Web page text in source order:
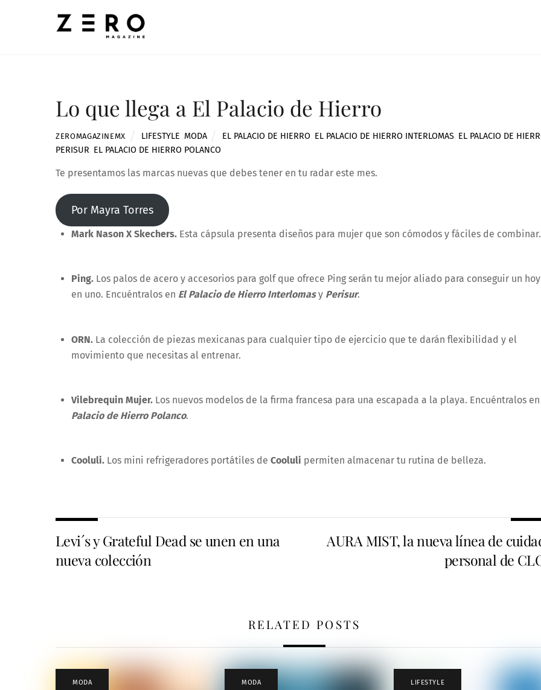
Lo que llega a El Palacio de Hierro
ZEROMAGAZINEMX LIFESTYLE MODA EL PALACIO DE HIERRO, EL PALACIO DE HIERRO INTERLOMAS, EL PALACIO DE
PERISUR EL PALACIO DE HIERRO POLANCO
Te presentamos las marcas nuevas que debes tener en tu radar este mes.
Por Mayra Torres
Mark Nason X Skechers.Esta cápsula presenta diseños para mujer que son cómodos y fáciles de combinar.
Ping.Los palos de acero y accesorios para golf que ofrece Ping serán tu mejor aliado para conseguir un
en uno. Encuéntralos en El Palacio de Hierro Interlomasy Perisur.
ORN.La colección de piezas mexicanas para cualquier tipo de ejercicio que te darán flexibilidad y el
movimiento que necesitas al entrenar.
Vilebrequin Mujer.Los nuevos modelos de la firma francesa para una escapada a la playa. Encuéntralos
Palacio de Hierro Polanco.
Cooluli.Los mini refrigeradores portátiles de Cooluli permiten almacenar tu rutina de belleza.
Levi´s y Grateful Dead se unen en una
nueva colección
AURA MIST, la nueva línea de
personal de
RELATED POSTS
MODA MODA LIFESTYLE